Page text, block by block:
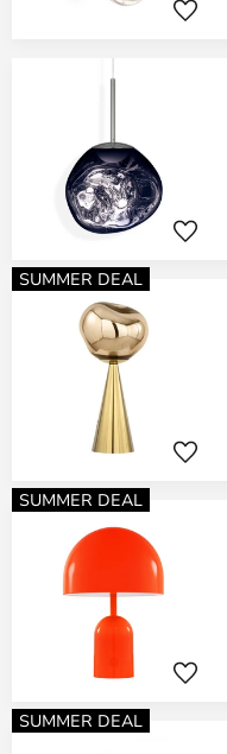
SUMMER DEAL
SUMMER DEAL
SUMMER DEAL